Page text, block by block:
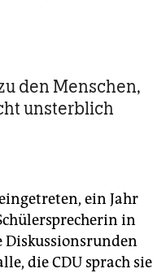
den Menschen,
unsterblich
ein Jahr
in
Diskussionsrunden
die CDU sprach sie